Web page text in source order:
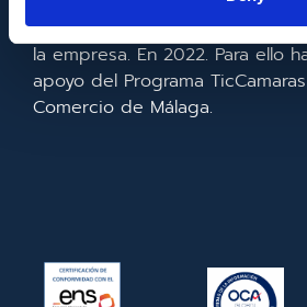
mejora de la competitividad y
la empresa. En 2022. Para ello
apoyo del Programa
Comercio de Málaga.